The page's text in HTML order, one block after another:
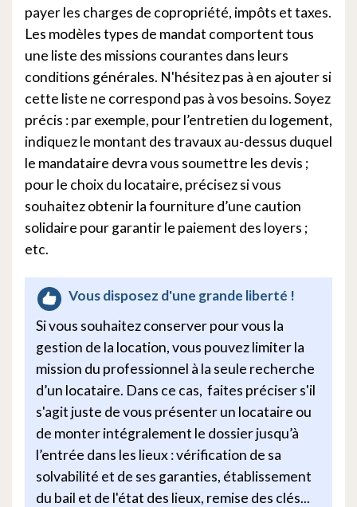
payer les charges de copropriété, impôts et taxes.
Les modèles types de mandat comportent tous
une liste des missions courantes dans leurs
conditions générales. N'hésitez pas à en ajouter si
cette liste ne correspond pas à vos besoins. Soyez
précis : par exemple, pour l’entretien du logement,
indiquez le montant des travaux au-dessus duquel
le mandataire devra vous soumettre les devis ;
pour le choix du locataire, précisez si vous
souhaitez obtenir la fourniture d’une caution
solidaire pour garantir le paiement des loyers ;
etc.
Vous disposez d'une grande liberté !
Si vous souhaitez conserver pour vous la
gestion de la location, vous pouvez limiter la
mission du professionnel à la seule recherche
d’un locataire. Dans ce cas, faites préciser s'il
s'agit juste de vous présenter un locataire ou
de monter intégralement le dossier jusqu’à
l’entrée dans les lieux : vérification de sa
solvabilité et de ses garanties, établissement
du bail et de l'état des lieux, remise des clés...